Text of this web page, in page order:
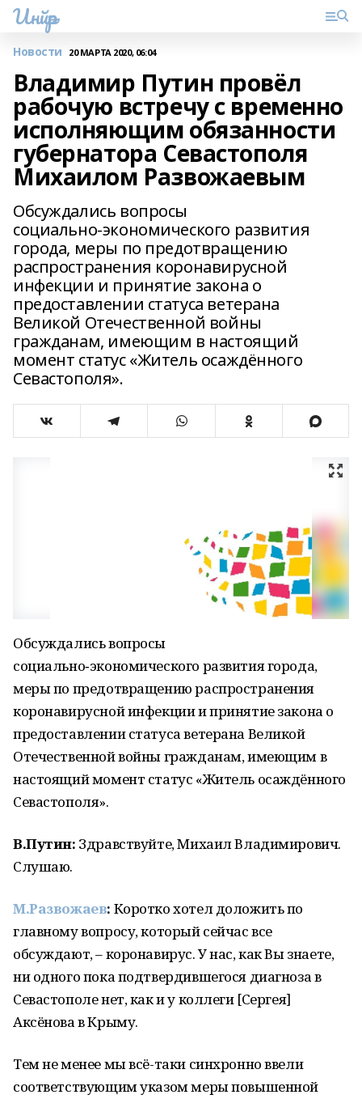
Инйәр
Новости 20 МАРТА 2020, 06:04
Владимир Путин провёл
рабочую встречу с временно
исполняющим обязанности
губернатора Севастополя
Михаилом Развожаевым
Обсуждались вопросы
социально‑экономического развития
города, меры по предотвращению
распространения коронавирусной
инфекции и принятие закона о
предоставлении статуса ветерана
Великой Отечественной войны
гражданам, имеющим в настоящий
момент статус «Житель осаждённого
Севастополя».
Обсуждались вопросы
социально‑экономического развития города,
меры по предотвращению распространения
коронавирусной инфекции и принятие закона о
предоставлении статуса ветерана Великой
Отечественной войны гражданам, имеющим в
настоящий момент статус «Житель осаждённого
Севастополя».
В.Путин: Здравствуйте, Михаил Владимирович.
Слушаю.
М.Развожаев: Коротко хотел доложить по
главному вопросу, который сейчас все
обсуждают, – коронавирус. У нас, как Вы знаете,
ни одного пока подтвердившегося диагноза в
Севастополе нет, как и у коллеги [Сергея]
Аксёнова в Крыму.
Тем не менее мы всё-таки синхронно ввели
соответствующим указом меры повышенной